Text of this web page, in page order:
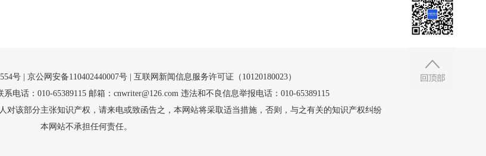
号 | 京公网安备110402440007号 | 互联网新闻信息服务许可证（10120180023）
电话：010-65389115 邮箱：cnwriter@126.com 违法和不良信息举报电话：010-65389115
对该部分主张知识产权，请来电或致函告之，本网站将采取适当措施，否则，与之有关的知识产权纠纷
本网站不承担任何责任。